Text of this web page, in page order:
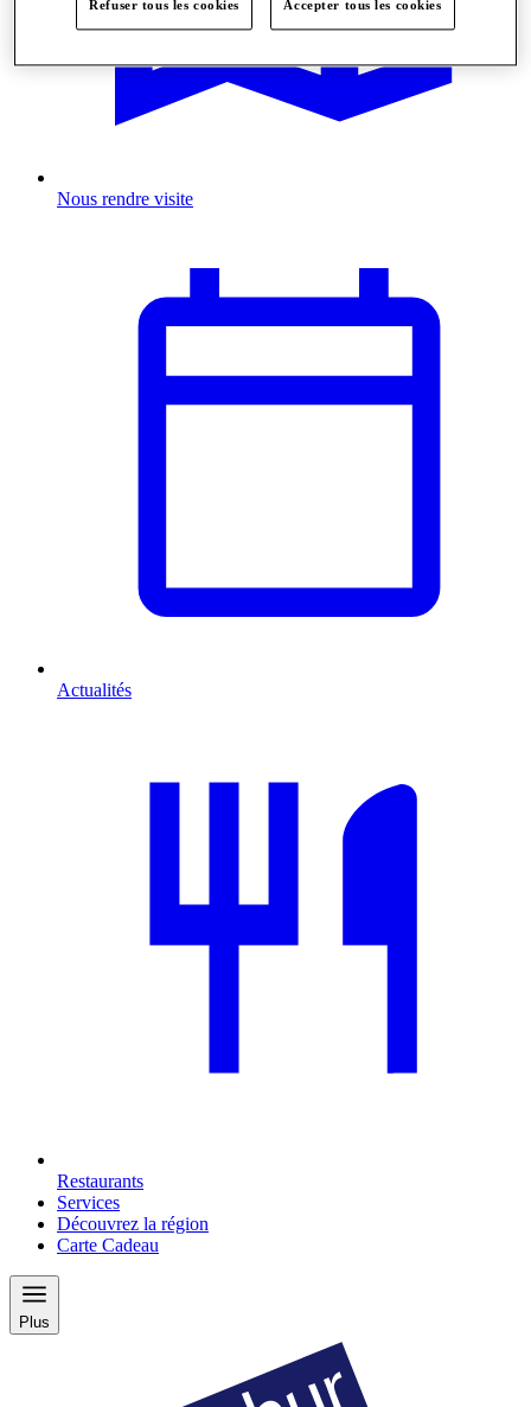
Nous rendre visite
Actualités
Restaurants
Services
Découvrez la région
Carte Cadeau
Plus
Refuser tous les cookies Accepter tous les cookies